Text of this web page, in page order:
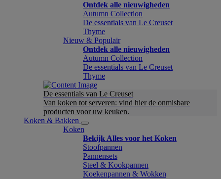
Ontdek alle nieuwigheden
Autumn Collection
De essentials van Le Creuset
Thyme
Nieuw & Populair
Ontdek alle nieuwigheden
Autumn Collection
De essentials van Le Creuset
Thyme
De essentials van Le Creuset
Van koken tot serveren: vind hier de onmisbare
producten voor uw keuken.
Koken & Bakken
Koken
Bekijk Alles voor het Koken
Stoofpannen
Pannensets
Steel & Kookpannen
Koekenpannen & Wokken